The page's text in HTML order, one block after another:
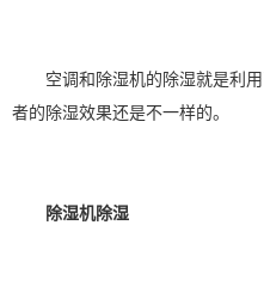
空调和除湿机的除湿就是利用
者的除湿效果还是不一样的。
除湿机除湿